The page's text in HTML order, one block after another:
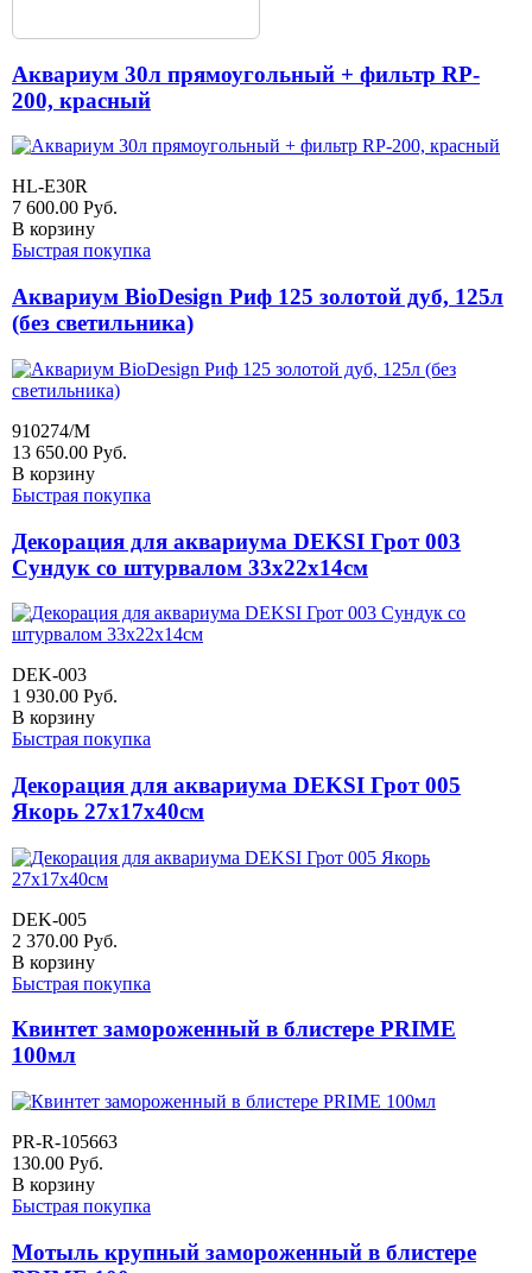
Аквариум 30л прямоугольный + фильтр RP-
200, красный
HL-E30R
7 600.00 Руб.
В корзину
Быстрая покупка
Аквариум BioDesign Риф 125 золотой дуб, 125л
(без светильника)
910274/M
13 650.00 Руб.
В корзину
Быстрая покупка
Декорация для аквариума DEKSI Грот 003
Сундук со штурвалом 33х22х14см
DEK-003
1 930.00 Руб.
В корзину
Быстрая покупка
Декорация для аквариума DEKSI Грот 005
Якорь 27х17х40см
DEK-005
2 370.00 Руб.
В корзину
Быстрая покупка
Квинтет замороженный в блистере PRIME
100мл
PR-R-105663
130.00 Руб.
В корзину
Быстрая покупка
Мотыль крупный замороженный в блистере